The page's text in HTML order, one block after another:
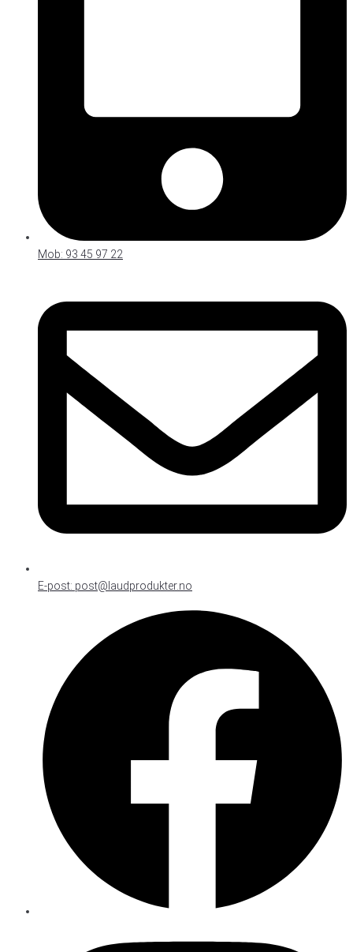
Mob: 93 45 97 22
E-post: post@laudprodukter.no